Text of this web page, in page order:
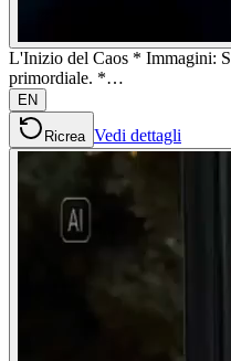
L'Inizio del Caos * Immagini:
primordiale. *…
EN
Ricrea Vedi dettagli